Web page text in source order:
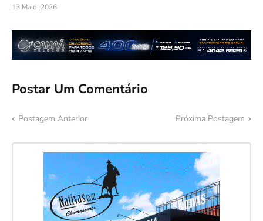
13 Maio, 2026
Postar Um Comentário
Postagem Anterior Próxima Postagem